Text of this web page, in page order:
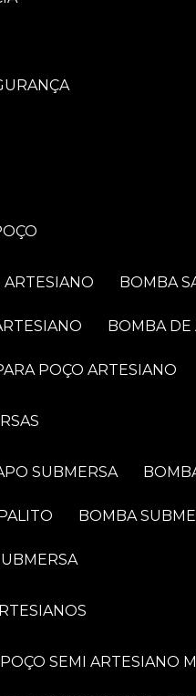
ARTESIANO BOMBA
BOMBA
POÇO ARTESIANO
SUBMERSA
BOMBA
POÇO SEMI ARTESIANO